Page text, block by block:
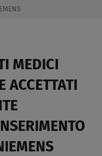
MEDICI
ACCETTATI